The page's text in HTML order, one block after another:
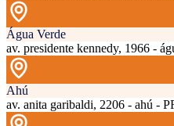
Água Verde
av. presidente kennedy, 1966 -
Ahú
av. anita garibaldi, 2206 - ahú -